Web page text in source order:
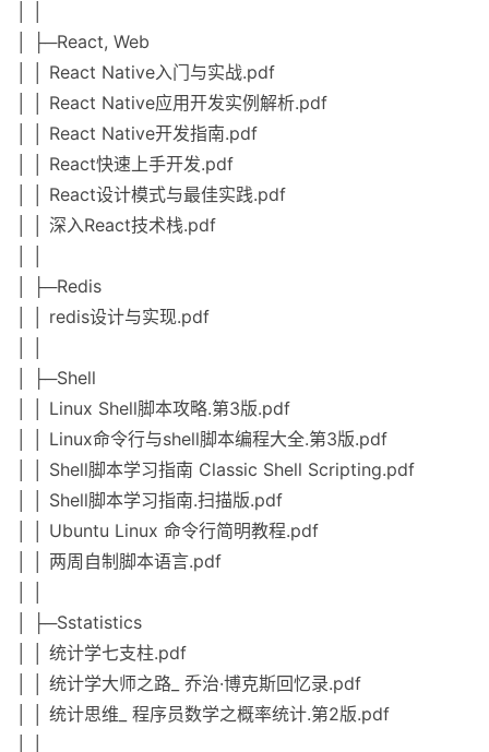
│ ├─React, Web
│ │ React Native入门与实战.pdf
│ │ React Native应用开发实例解析.pdf
│ │ React Native开发指南.pdf
│ │ React快速上手开发.pdf
│ │ React设计模式与最佳实践.pdf
│ │ 深入React技术栈.pdf
│ ├─Redis
│ │ redis设计与实现.pdf
│ ├─Shell
│ │ Linux Shell脚本攻略.第3版.pdf
│ │ Linux命令行与shell脚本编程大全.第3版.pdf
│ │ Shell脚本学习指南 Classic Shell Scripting.pdf
│ │ Shell脚本学习指南.扫描版.pdf
│ │ Ubuntu Linux 命令行简明教程.pdf
│ │ 两周自制脚本语言.pdf
│ ├─Sstatistics
│ │ 统计学七支柱.pdf
│ │ 统计学大师之路_ 乔治·博克斯回忆录.pdf
│ │ 统计思维_ 程序员数学之概率统计.第2版.pdf